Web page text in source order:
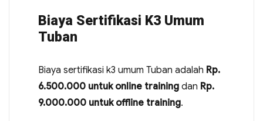
Biaya Sertifikasi K3 Umum
Tuban
Biaya sertifikasi k3 umum Tuban adalah Rp.
6.500.000 untuk online trainingdan Rp.
9.000.000 untuk offline training.